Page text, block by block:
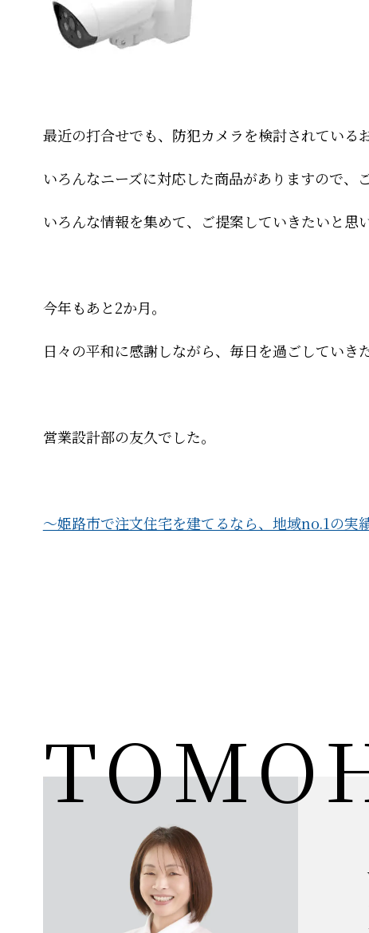
最近の打合せでも、防犯カメラを検討されている
いろんなニーズに対応した商品がありますので、
いろんな情報を集めて、ご提案していきたいと思
今年もあと2か月。
日々の平和に感謝しながら、毎日を過ごしていき
営業設計部の友久でした。
〜姫路市で注文住宅を建てるなら、地域no.1の実